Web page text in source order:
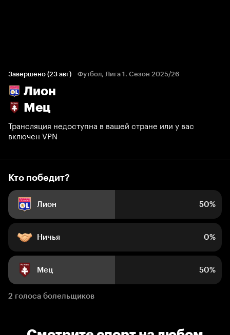
Завершено (23 авг) Футбол, Лига 1. Сезон 2025/26
Лион
Мец
Трансляция недоступна в вашей стране или у вас
включен VPN
50%
Кто победит?
Лион 50%
Ничья 0%
Мец 50%
2 голоса болельщиков